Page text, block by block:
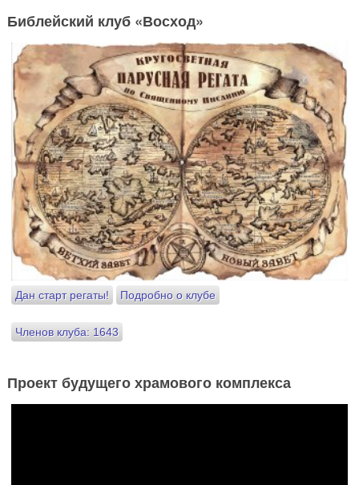
Библейский клуб «Восход»
Дан старт регаты! Подробно о клубе
Членов клуба: 1643
Проект будущего храмового комплекса